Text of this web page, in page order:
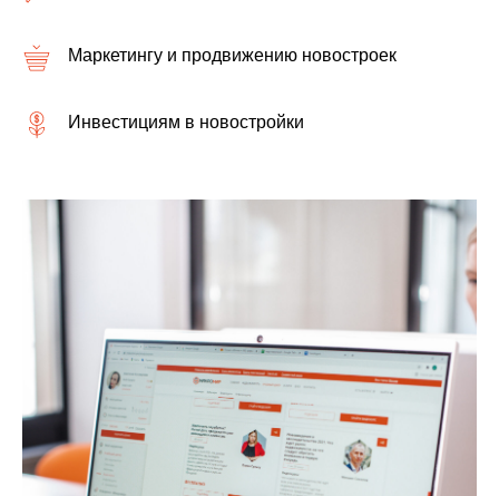
Маркетингу и продвижению новостроек
Инвестициям в новостройки